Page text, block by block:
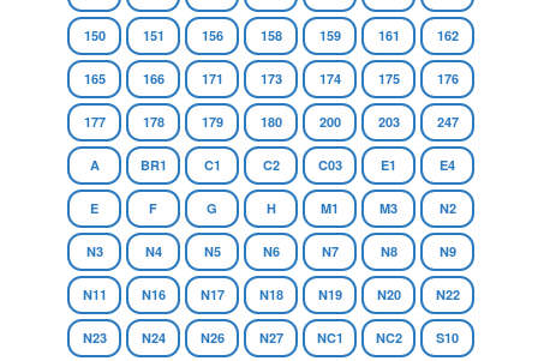
150 151 156 158 159 161 162
165 166 171 173 174 175 176
177 178 179 180 200 203 247
A BR1 C1 C2 C03 E1 E4
E F G H M1 M3 N2
N3 N4 N5 N6 N7 N8 N9
N11 N16 N17 N18 N19 N20 N22
N23 N24 N26 N27 NC1 NC2 S10